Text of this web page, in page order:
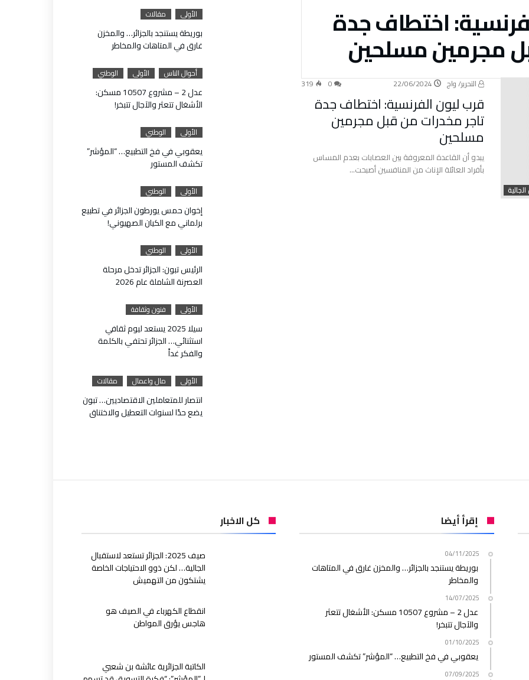
اختطاف جدة
مجرمين مسلحين
التحرير/ واج 22/06/2024
319
قرب ليون الفرنسية: اختطاف جدة
تاجر مخدرات من قبل مجرمين
مسلحين
يبدو أن القاعدة المعروفة بين العصابات بعدم المساس
بأفراد العائلة الإناث من المنافسين أصبحت…
الأولى مقالات
بوريطة يستنجد بالجزائر… والمخزن
غارق في المتاهات والمخاطر
أحوال الناس الأولى الوطني
عدل 2 – مشروع 10507 مسكن:
الأشغال تتعثر والآجال تتبخر!
الأولى الوطني
يعقوبي في فخ التطبيع… “المؤشر”
تكشف المستور
الأولى الوطني
إخوان حمس يورطون الجزائر في تطبيع
برلماني مع الكيان الصهيوني!
الأولى الوطني
الرئيس تبون: الجزائر تدخل مرحلة
العصرنة الشاملة عام 2026
الأولى فنون وثقافة
سيلا 2025 يستعد ليوم ثقافي
استثنائي… الجزائر تحتفي بالكلمة
والفكر غداً
الأولى مال واعمال مقالات
انتصار للمتعاملين الاقتصاديين… تبون
يضع حدًا لسنوات التعطيل والاختناق
إقرأ أيضا
04/11/2025
بوريطة يستنجد بالجزائر… والمخزن غارق في المتاهات
والمخاطر
14/07/2025
عدل 2 – مشروع 10507 مسكن: الأشغال تتعثر
والآجال تتبخر!
01/10/2025
يعقوبي في فخ التطبيع… “المؤشر” تكشف المستور
07/09/2025
كل الاخبار
صيف 2025: الجزائر تستعد لاستقبال
الجالية… لكن ذوو الاحتياجات الخاصة
يشتكون من التهميش
انقطاع الكهرباء في الصيف هو
هاجس يؤرق المواطن
الكاتبة الجزائرية عائشة بن شعبي